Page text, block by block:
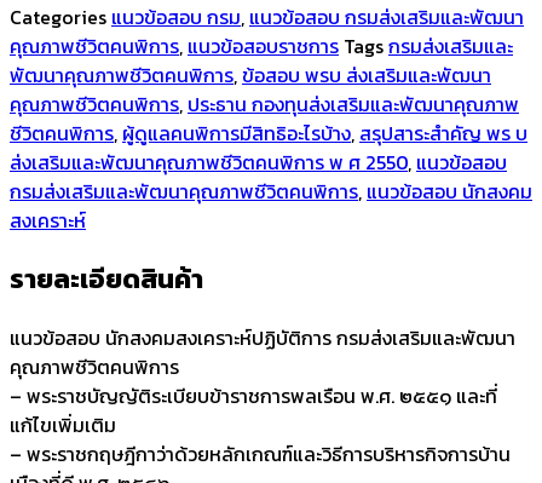
ชีวิต
คน
พิการ
ชิ้น
Categories แนวข้อสอบ กรม, แนวข้อสอบ กรมส่งเสริมและพัฒนา
คุณภาพชีวิตคนพิการ, แนวข้อสอบราชการ Tagsกรมส่งเสริมและ
พัฒนาคุณภาพชีวิตคนพิการ,ข้อสอบ พรบ ส่งเสริมและพัฒนา
คุณภาพชีวิตคนพิการ, ประธาน กองทุนส่งเสริมและพัฒนาคุณภาพ
ชีวิตคนพิการ, ผู้ดูแลคนพิการมีสิทธิอะไรบ้าง, สรุปสาระสำคัญ พร บ
ส่งเสริมและพัฒนาคุณภาพชีวิตคนพิการ พ ศ 2550, แนวข้อสอบ
กรมส่งเสริมและพัฒนาคุณภาพชีวิตคนพิการ, แนวข้อสอบ นักสงคม
สงเคราะห์
รายละเอียดสินค้า
แนวข้อสอบ นักสงคมสงเคราะห์ปฏิบัติการ กรมส่งเสริมและพัฒนา
คุณภาพชีวิตคนพิการ
– พระราชบัญญัติระเบียบข้าราชการพลเรือน พ.ศ. ๒๕๕๑ และที่
แก้ไขเพิ่มเติม
– พระราชกฤษฎีกาว่าด้วยหลักเกณฑ์และวิธีการบริหารกิจการบ้าน